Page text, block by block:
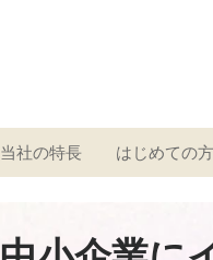
当社の特長 はじめての方